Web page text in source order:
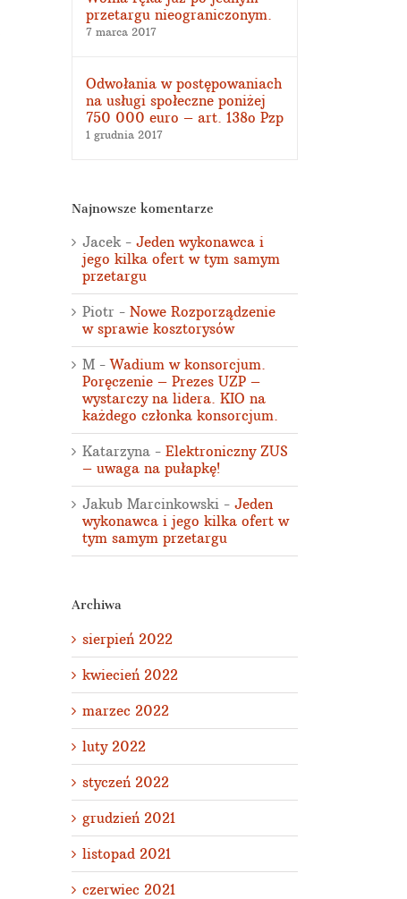
przetargu nieograniczonym.
7 marca 2017
Odwołania w postępowaniach
na usługi społeczne poniżej
750 000 euro – art. 138o Pzp
1 grudnia 2017
Najnowsze komentarze
Jacek - Jeden wykonawca i
jego kilka ofert w tym samym
przetargu
Piotr - Nowe Rozporządzenie
w sprawie kosztorysów
M -Wadium w konsorcjum.
Poręczenie – Prezes UZP –
wystarczy na lidera. KIO na
każdego członka konsorcjum.
Katarzyna - Elektroniczny ZUS
– uwaga na pułapkę!
Jakub Marcinkowski - Jeden
wykonawca i jego kilka ofert w
tym samym przetargu
Archiwa
sierpień 2022
kwiecień 2022
marzec 2022
luty 2022
styczeń 2022
grudzień 2021
listopad 2021
czerwiec 2021